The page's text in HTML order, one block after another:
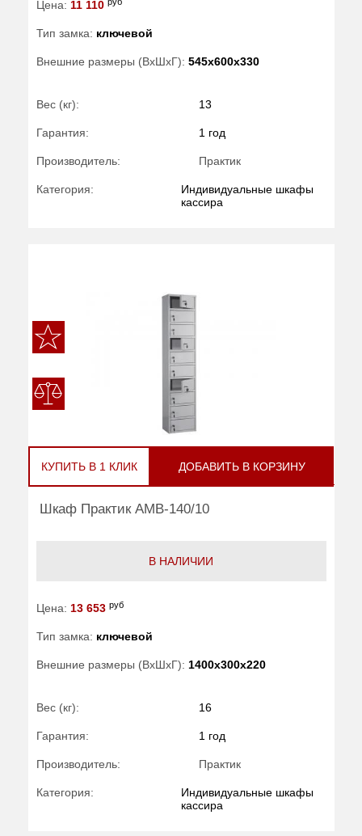
Цена: 11 110
Тип замка: ключевой
Внешние размеры (ВхШхГ): 545x600x330
Вес (кг): 13
Гарантия: 1 год
Производитель: Практик
Категория:
Индивидуальные шкафы
кассира
КУПИТЬ В 1 КЛИК ДОБАВИТЬ В КОРЗИНУ
Шкаф Практик AMB-140/10
В НАЛИЧИИ
Цена: 13 653 руб
Тип замка: ключевой
Внешние размеры (ВхШхГ): 1400x300x220
Вес (кг): 16
Гарантия: 1 год
Производитель: Практик
Категория:
Индивидуальные шкафы
кассира